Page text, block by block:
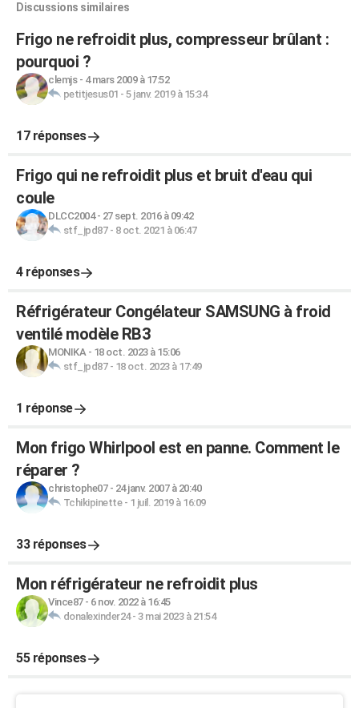
Discussions similaires
Frigo ne refroidit plus, compresseur brûlant :
pourquoi ?
clemjs- 4 mars 2009 à 17:52
petitjesus01 - 5 janv. 2019 à 15:34
17 réponses
Frigo qui ne refroidit plus et bruit d'eau qui
coule
DLCC2004- 27 sept. 2016 à 09:42
stf_jpd87- 8 oct. 2021 à 06:47
4 réponses
Réfrigérateur Congélateur SAMSUNG à froid
ventilé modèle RB3
MONIKA- 18 oct. 2023 à 15:06
stf_jpd87- 18 oct. 2023 à 17:49
1 réponse
Mon frigo Whirlpool est en panne. Comment le
réparer ?
christophe07- 24 janv. 2007 à 20:40
Tchikipinette- 1 juil. 2019 à 16:09
33 réponses
Mon réfrigérateur ne refroidit plus
Vince87- 6 nov. 2022 à 16:45
donalexinder24- 3 mai 2023 à 21:54
55 réponses